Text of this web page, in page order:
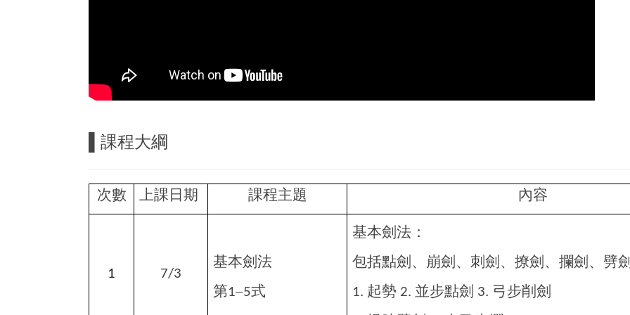
課程大綱
次數 上課日期 課程主題 內容
1 7/3
基本劍法
第1–5式
基本劍法：
包括點劍、崩劍、刺劍、撩劍、攔劍、劈
1. 起勢 2. 並步點劍 3. 弓步削劍